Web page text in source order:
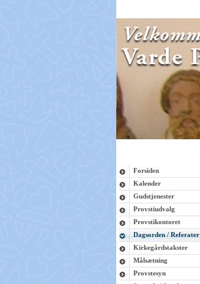
Forsiden
Kalender
Gudstjenester
Provstiudvalg
Provstikontoret
Dagsorden / Referater
Kirkegårdstakster
Målsætning
Provstesyn